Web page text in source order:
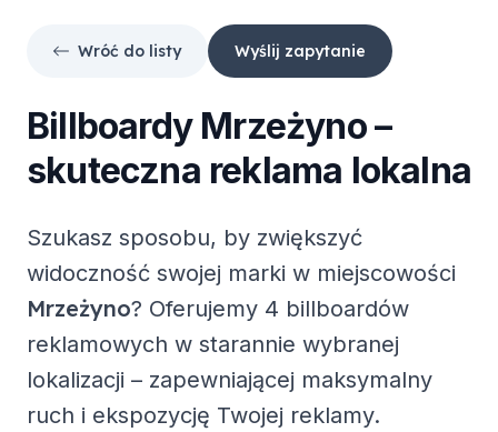
Wróć do listy Wyślij zapytanie
Billboardy Mrzeżyno–
skuteczna reklama lokalna
Szukasz sposobu, by zwiększyć
widoczność swojej marki w miejscowości
Mrzeżyno? Oferujemy 4 billboardów
reklamowych w starannie wybranej
lokalizacji – zapewniającej maksymalny
ruch i ekspozycję Twojej reklamy.